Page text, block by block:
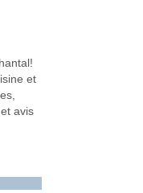
et
avis